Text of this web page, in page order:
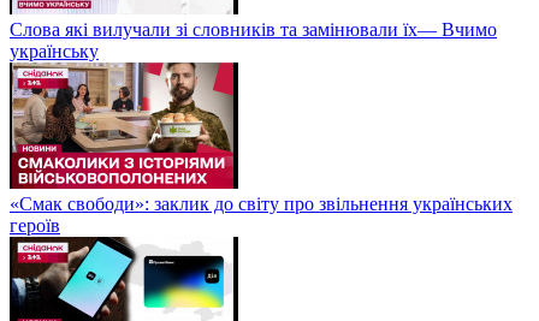
Слова які вилучали зі словників та замінювали їх— Вчимо
українську
«Смак свободи»: заклик до світу про звільнення українських
героїв